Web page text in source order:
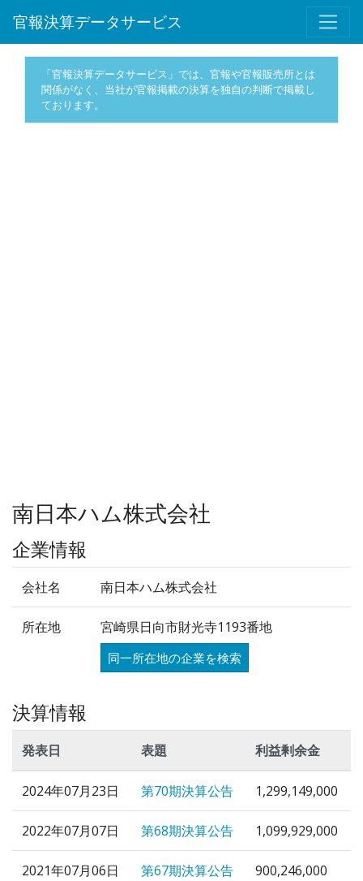
官報決算データサービス
「官報決算データサービス」では、官報や官報販売所とは
関係がなく、当社が官報掲載の決算を独自の判断で掲載し
ております。
南日本ハム株式会社
企業情報
会社名 南日本ハム株式会社
所在地 宮崎県日向市財光寺1193番地
同一所在地の企業を検索
決算情報
発表日 表題 利益剰余金
2024年07月23日 第70期決算公告 1,299,149,000
2022年07月07日 第68期決算公告 1,099,929,000
2021年07月06日 第67期決算公告 900,246,000